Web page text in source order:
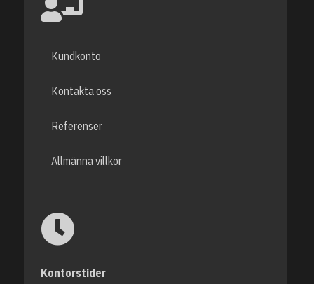
Kundkonto
Kontakta oss
Referenser
Allmänna villkor
Kontorstider